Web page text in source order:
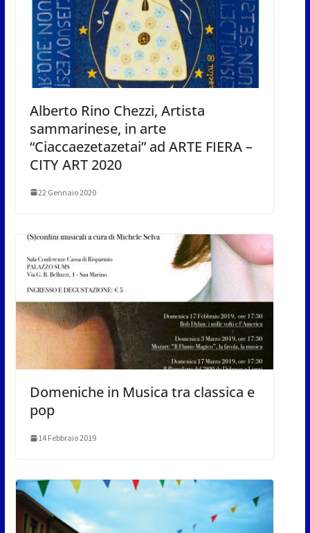
Alberto Rino Chezzi, Artista
sammarinese, in arte
“Ciaccaezetazetai” ad ARTE FIERA –
CITY ART 2020
22 Gennaio 2020
Domeniche in Musica tra classica e
pop
14 Febbraio 2019